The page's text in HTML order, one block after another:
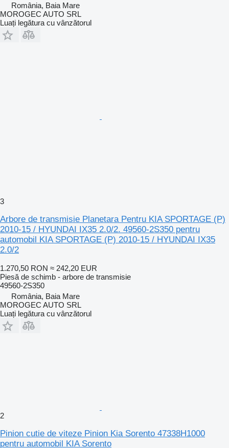
România, Baia Mare
MOROGEC AUTO SRL
Luați legătura cu vânzătorul
3
Arbore de transmisie Planetara Pentru KIA SPORTAGE (P)
2010-15 / HYUNDAI IX35 2.0/2. 49560-2S350 pentru
automobil KIA SPORTAGE (P) 2010-15 / HYUNDAI IX35
2.0/2
1.270,50 RON ≈ 242,20 EUR
Piesă de schimb - arbore de transmisie
49560-2S350
România, Baia Mare
MOROGEC AUTO SRL
Luați legătura cu vânzătorul
2
Pinion cutie de viteze Pinion Kia Sorento 47338H1000
pentru automobil KIA Sorento